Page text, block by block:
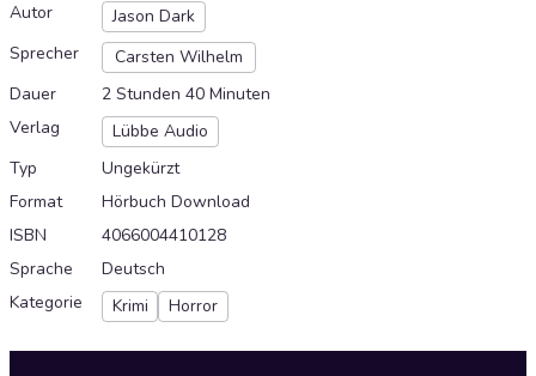
Autor
Jason Dark
Sprecher
Carsten Wilhelm
Dauer
2 Stunden 40 Minuten
Verlag
Lübbe Audio
Typ
Ungekürzt
Format
Hörbuch Download
ISBN
4066004410128
Sprache
Deutsch
Kategorie
Krimi Horror